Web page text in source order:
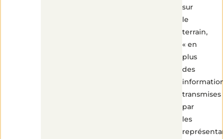
sur
le
terrain,
« en
plus
des
transmises
par
les